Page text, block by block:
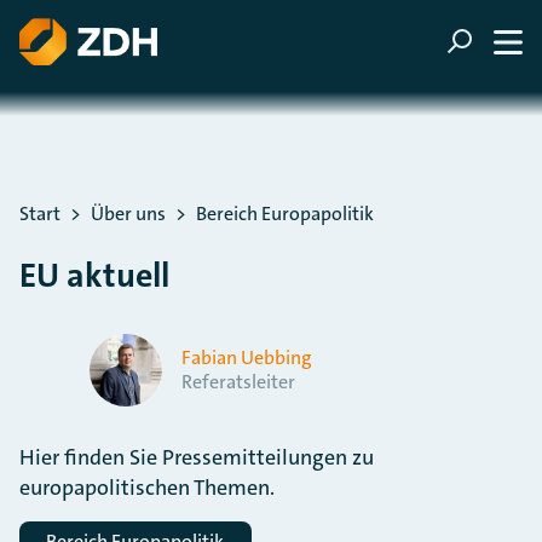
ZUM HAUPTINHALT SPRINGEN
ZUR SUCHE SPRINGEN
Sie befinden sich hier:
Start Über uns Bereich Europapolitik
EU aktuell
Fabian Uebbing
Referatsleiter
Hier finden Sie Pressemitteilungen zu
europapolitischen Themen.